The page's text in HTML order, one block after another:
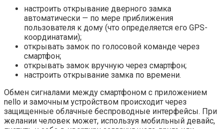
настроить открывание дверного замка
автоматически — по мере приближения
пользователя к дому (что определяется его GPS-
координатами);
открывать замок по голосовой команде через
смартфон;
открывать замок вручную через смартфон;
настроить открывание замка по времени.
Обмен сигналами между смартфоном с приложением
nello и замочным устройством происходит через
защищенные облачные беспроводные интерфейсы. При
желании человек может, используя мобильный девайс,